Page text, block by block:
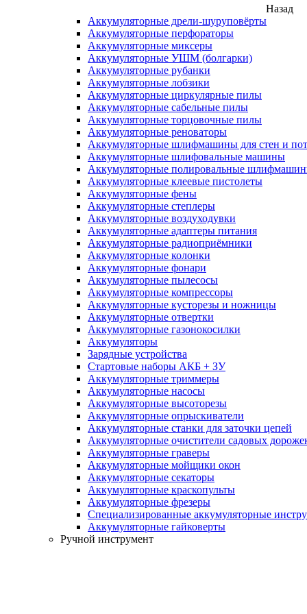
Назад
Аккумуляторные дрели-шуруповёрты
Аккумуляторные перфораторы
Аккумуляторные миксеры
Аккумуляторные УШМ (болгарки)
Аккумуляторные рубанки
Аккумуляторные лобзики
Аккумуляторные циркулярные пилы
Аккумуляторные сабельные пилы
Аккумуляторные торцовочные пилы
Аккумуляторные реноваторы
Аккумуляторные шлифмашины для стен и
Аккумуляторные шлифовальные машины
Аккумуляторные полировальные
Аккумуляторные клеевые пистолеты
Аккумуляторные фены
Аккумуляторные степлеры
Аккумуляторные воздуходувки
Аккумуляторные адаптеры питания
Аккумуляторные радиоприёмники
Аккумуляторные колонки
Аккумуляторные фонари
Аккумуляторные пылесосы
Аккумуляторные компрессоры
Аккумуляторные кусторезы и ножницы
Аккумуляторные отвертки
Аккумуляторные газонокосилки
Аккумуляторы
Зарядные устройства
Стартовые наборы АКБ + ЗУ
Аккумуляторные триммеры
Аккумуляторные насосы
Аккумуляторные высоторезы
Аккумуляторные опрыскиватели
Аккумуляторные станки для заточки цепей
Аккумуляторные очистители садовых
Аккумуляторные граверы
Аккумуляторные мойщики окон
Аккумуляторные секаторы
Аккумуляторные краскопульты
Аккумуляторные фрезеры
Специализированные аккумуляторные
Аккумуляторные гайковерты
Ручной инструмент